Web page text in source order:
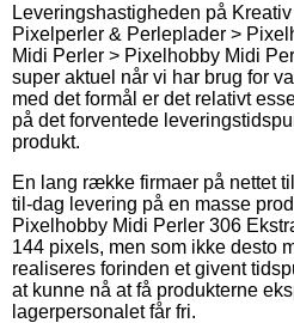
Leveringshastigheden på
Pixelperler & Perleplader >
Midi Perler > Pixelhobby Midi
super aktuel når vi har brug for
med det formål er det relativt
på det forventede
produkt.
En lang række firmaer på nettet
til-dag levering på en masse
Pixelhobby Midi Perler 306
144 pixels, men som ikke desto
realiseres forinden et givent
at kunne nå at få produkterne
lagerpersonalet får fri.